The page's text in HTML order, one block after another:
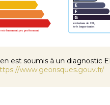
est soumis à un diagnostic
www.georisques.gouv.fr/